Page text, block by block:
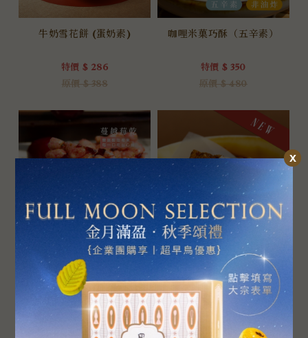
x
牛奶雪花餅 (蛋奶素)
原價 $ 388
特價 $ 286
咖哩米菓巧酥（五辛素）
原價 $ 480
特價 $ 350
野莓米菓巧酥（純素）
原價 $ 480
特價 $ 350
咖啡米菓巧酥（純素）
原價 $ 480
特價 $ 350